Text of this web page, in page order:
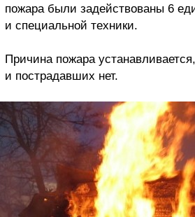
пожара были задействованы 6
и специальной техники.
Причина пожара
и пострадавших нет.